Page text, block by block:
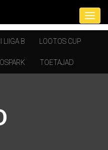
LIIGA B LOOTOS CUP
TOETAJAD